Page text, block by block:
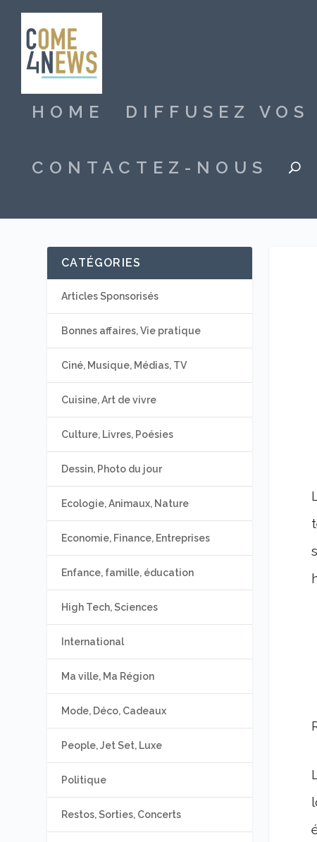
HOME DIFFUSEZ VOS
CONTACTEZ-NOUS
CATÉGORIES
Articles Sponsorisés
Bonnes affaires, Vie pratique
Ciné, Musique, Médias, TV
Cuisine, Art de vivre
Culture, Livres, Poésies
Dessin, Photo du jour
Ecologie, Animaux, Nature
Economie, Finance, Entreprises
Enfance, famille, éducation
High Tech, Sciences
International
Ma ville, Ma Région
Mode, Déco, Cadeaux
People, Jet Set, Luxe
Politique
Restos, Sorties, Concerts